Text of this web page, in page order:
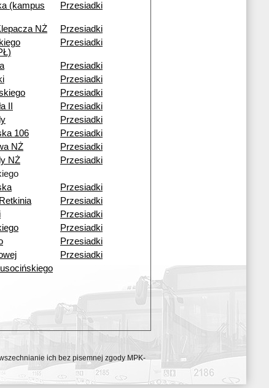
(kampus
Przesiadki
NŻ
Przesiadki
Przesiadki
Przesiadki
Przesiadki
Przesiadki
II
Przesiadki
Przesiadki
106
Przesiadki
NŻ
Przesiadki
NŻ
Przesiadki
Przesiadki
Przesiadki
Przesiadki
Przesiadki
Przesiadki
Przesiadki
ich bez pisemnej zgody MPK-